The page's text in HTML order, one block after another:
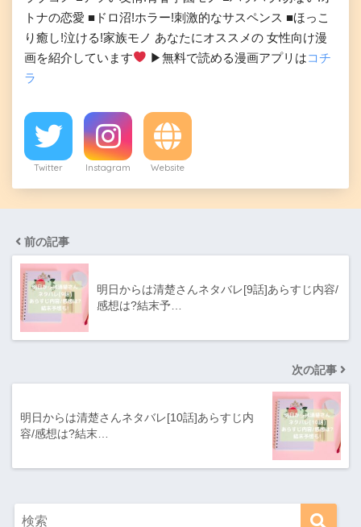
トナの恋愛 ■ドロ沼!ホラー!刺激的なサスペンス ■ほっこ
り癒し!泣ける!家族モノ あなたにオススメの 女性向け漫
画を紹介しています
▶︎無料で読める漫画アプリはコチ
ラ
Twitter Instagram Website
前の記事
明日からは清楚さんネタバレ[9話]あらすじ内容/
感想は?結末予…
次の記事
明日からは清楚さんネタバレ[10話]あらすじ内
容/感想は?結末…